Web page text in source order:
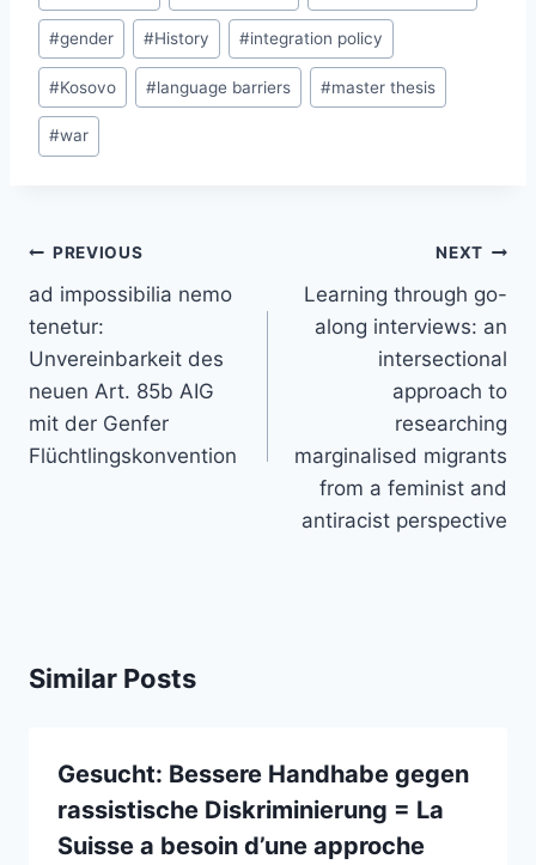
#gender #History #integration policy
#Kosovo #language barriers #master thesis
#war
Post
navigation
PREVIOUS
ad impossibilia nemo
tenetur:
Unvereinbarkeit des
neuen Art. 85b AIG
mit der Genfer
Flüchtlingskonvention
NEXT
Learning through go-
along interviews: an
intersectional
approach to
researching
marginalised migrants
from a feminist and
antiracist perspective
Similar Posts
Gesucht: Bessere Handhabe gegen
rassistische Diskriminierung = La
Suisse a besoin d’une approche